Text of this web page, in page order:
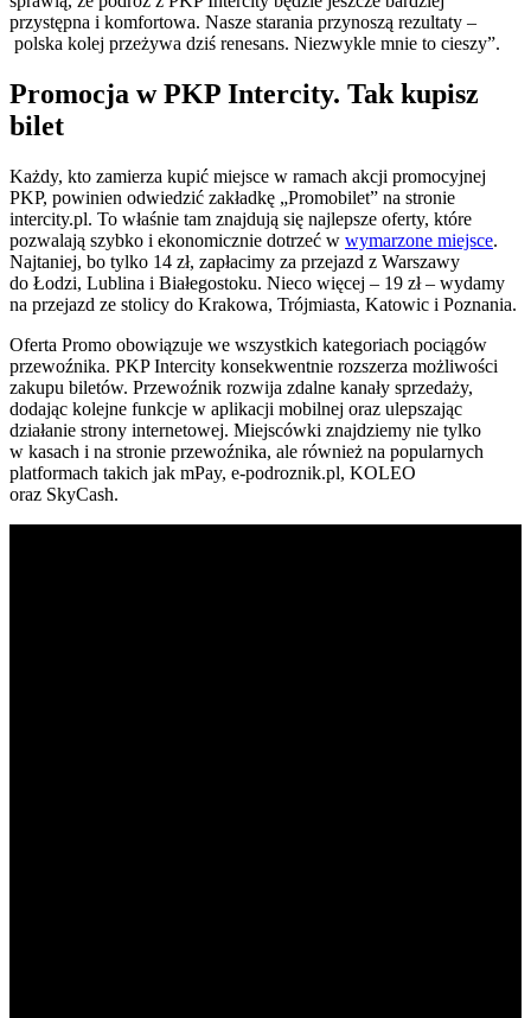
przystępna i komfortowa. Nasze starania przynoszą rezultaty –
polska kolej przeżywa dziś renesans. Niezwykle mnie to cieszy”.
Promocja w PKP Intercity. Tak kupisz
bilet
Każdy, kto zamierza kupić miejsce w ramach akcji promocyjnej
PKP, powinien odwiedzić zakładkę „Promobilet” na stronie
intercity.pl. To właśnie tam znajdują się najlepsze oferty, które
pozwalają szybko i ekonomicznie dotrzeć w wymarzone miejsce.
Najtaniej, bo tylko 14 zł, zapłacimy za przejazd z Warszawy
do Łodzi, Lublina i Białegostoku. Nieco więcej – 19 zł – wydamy
na przejazd ze stolicy do Krakowa, Trójmiasta, Katowic i Poznania.
Oferta Promo obowiązuje we wszystkich kategoriach pociągów
przewoźnika. PKP Intercity konsekwentnie rozszerza możliwości
zakupu biletów. Przewoźnik rozwija zdalne kanały sprzedaży,
dodając kolejne funkcje w aplikacji mobilnej oraz ulepszając
działanie strony internetowej. Miejscówki znajdziemy nie tylko
w kasach i na stronie przewoźnika, ale również na popularnych
platformach takich jak mPay, e-podroznik.pl, KOLEO
oraz SkyCash.